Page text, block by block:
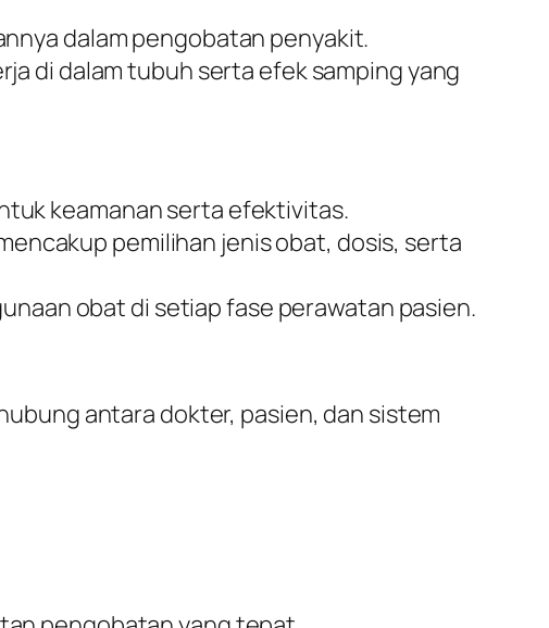
dalam pengobatan penyakit.
di dalam tubuh serta efek samping yang
keamanan serta efektivitas.
pemilihan jenis obat, dosis, serta
obat di setiap fase perawatan pasien.
antara dokter, pasien, dan sistem